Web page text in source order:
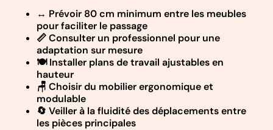
↔️ Prévoir 80 cm minimum entre les meubles
pour faciliter le passage
📏 Consulter un professionnel pour une
adaptation sur mesure
🍽️ Installer plans de travail ajustables en
hauteur
🪑 Choisir du mobilier ergonomique et
modulable
🔄 Veiller à la fluidité des déplacements entre
les pièces principales